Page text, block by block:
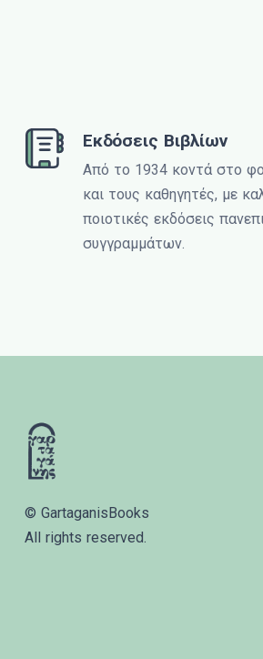
Εκδόσεις Βιβλίων
Από το 1934 κοντά στο
και τους καθηγητές, με
ποιοτικές εκδόσεις
συγγραμμάτων.
© GartaganisBooks
All rights reserved.